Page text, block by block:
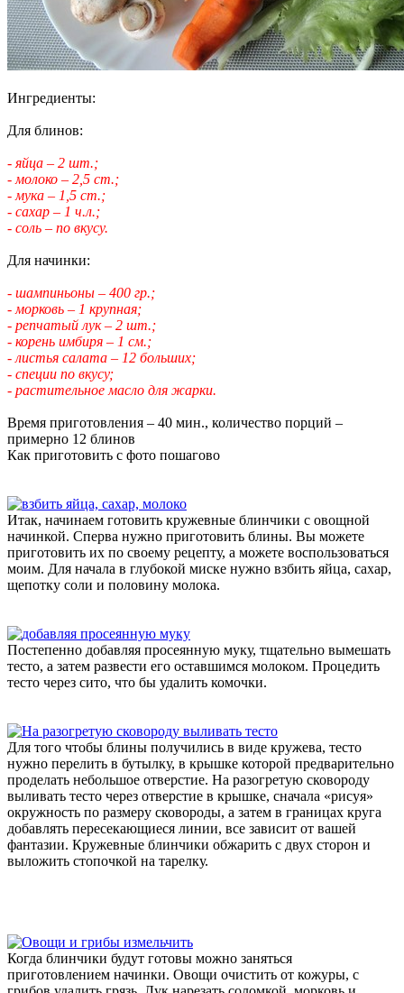
Ингредиенты:
Для блинов:
- яйца – 2 шт.;
- молоко – 2,5 ст.;
- мука – 1,5 ст.;
- сахар – 1 ч.л.;
- соль – по вкусу.
Для начинки:
- шампиньоны – 400 гр.;
- морковь – 1 крупная;
- репчатый лук – 2 шт.;
- корень имбиря – 1 см.;
- листья салата – 12 больших;
- специи по вкусу;
- растительное масло для жарки.
Время приготовления – 40 мин., количество порций –
примерно 12 блинов
Как приготовить с фото пошагово
Итак, начинаем готовить кружевные блинчики с овощной
начинкой. Сперва нужно приготовить блины. Вы можете
приготовить их по своему рецепту, а можете воспользоваться
моим. Для начала в глубокой миске нужно взбить яйца, сахар,
щепотку соли и половину молока.
Постепенно добавляя просеянную муку, тщательно вымешать
тесто, а затем развести его оставшимся молоком. Процедить
тесто через сито, что бы удалить комочки.
Для того чтобы блины получились в виде кружева, тесто
нужно перелить в бутылку, в крышке которой предварительно
проделать небольшое отверстие. На разогретую сковороду
выливать тесто через отверстие в крышке, сначала «рисуя»
окружность по размеру сковороды, а затем в границах круга
добавлять пересекающиеся линии, все зависит от вашей
фантазии. Кружевные блинчики обжарить с двух сторон и
выложить стопочкой на тарелку.
Когда блинчики будут готовы можно заняться
приготовлением начинки. Овощи очистить от кожуры, с